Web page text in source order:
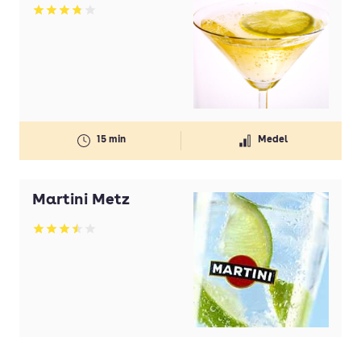
Betyg: 3.79 av 5
15 min Medel
Martini Metz
Betyg: 3.49 av 5